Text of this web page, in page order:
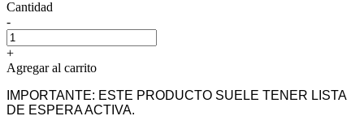
Cantidad
-
+
Agregar al carrito
IMPORTANTE: ESTE PRODUCTO SUELE TENER LISTA
DE ESPERA ACTIVA.